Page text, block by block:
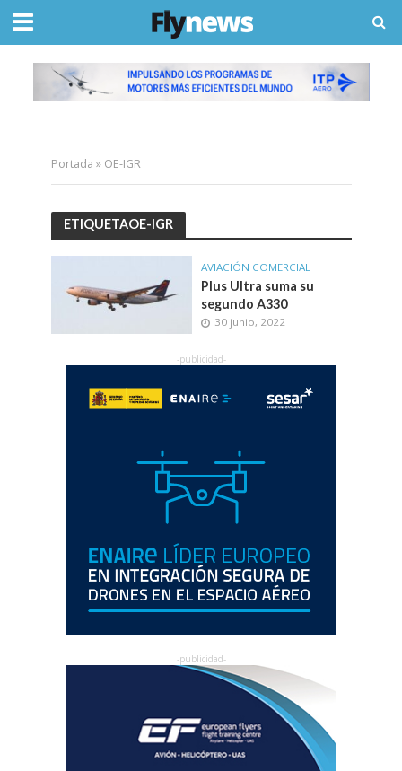
Portada » OE-IGR
ETIQUETAOE-IGR
AVIACIÓN COMERCIAL
Plus Ultra suma su
segundo A330
30 junio, 2022